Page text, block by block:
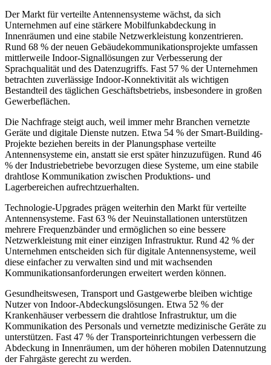
Der Markt für verteilte Antennensysteme wächst, da sich
Unternehmen auf eine stärkere Mobilfunkabdeckung in
Innenräumen und eine stabile Netzwerkleistung konzentrieren.
Rund 68 % der neuen Gebäudekommunikationsprojekte umfassen
mittlerweile Indoor-Signallösungen zur Verbesserung der
Sprachqualität und des Datenzugriffs. Fast 57 % der Unternehmen
betrachten zuverlässige Indoor-Konnektivität als wichtigen
Bestandteil des täglichen Geschäftsbetriebs, insbesondere in großen
Gewerbeflächen.
Die Nachfrage steigt auch, weil immer mehr Branchen vernetzte
Geräte und digitale Dienste nutzen. Etwa 54 % der Smart-Building-
Projekte beziehen bereits in der Planungsphase verteilte
Antennensysteme ein, anstatt sie erst später hinzuzufügen. Rund 46
% der Industriebetriebe bevorzugen diese Systeme, um eine stabile
drahtlose Kommunikation zwischen Produktions- und
Lagerbereichen aufrechtzuerhalten.
Technologie-Upgrades prägen weiterhin den Markt für verteilte
Antennensysteme. Fast 63 % der Neuinstallationen unterstützen
mehrere Frequenzbänder und ermöglichen so eine bessere
Netzwerkleistung mit einer einzigen Infrastruktur. Rund 42 % der
Unternehmen entscheiden sich für digitale Antennensysteme, weil
diese einfacher zu verwalten sind und mit wachsenden
Kommunikationsanforderungen erweitert werden können.
Gesundheitswesen, Transport und Gastgewerbe bleiben wichtige
Nutzer von Indoor-Abdeckungslösungen. Etwa 52 % der
Krankenhäuser verbessern die drahtlose Infrastruktur, um die
Kommunikation des Personals und vernetzte medizinische Geräte zu
unterstützen. Fast 47 % der Transporteinrichtungen verbessern die
Abdeckung in Innenräumen, um der höheren mobilen Datennutzung
der Fahrgäste gerecht zu werden.